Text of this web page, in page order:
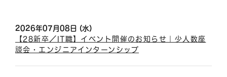
2026年07月08日 (水)
【28新卒／IT職】イベント開催のお知らせ｜少人数座
談会・エンジニアインターンシップ